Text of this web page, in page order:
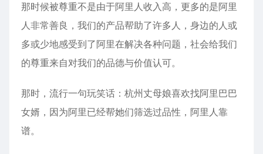
那时候被尊重不是由于阿里人收入高，更多的是阿里
人非常善良，我们的产品帮助了许多人，身边的人或
多或少地感受到了阿里在解决各种问题，社会给我们
的尊重来自对我们的品德与价值认可。
那时，流行一句玩笑话：杭州丈母娘喜欢找阿里巴巴
女婿，因为阿里已经帮她们筛选过品性，阿里人靠
谱。